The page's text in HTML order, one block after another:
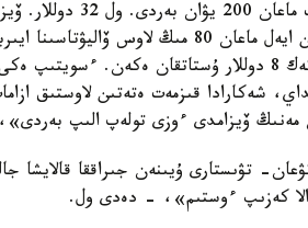
«قىتايلىق
شەكارادا وتىراتىن ايەل ماعان 80
سوققان. ماعان تەك 8 دوللار ۇستاتقان ەكەن.
شەكارادا قىزمەت ەتەتىن لاوستىق
ۆيزامدى ءوزى تولەپ الىپ
تۋىستارى ۇيىنەن جىراققا قالايشا
كەزىپ ءوستىم»، - دەدى ول.